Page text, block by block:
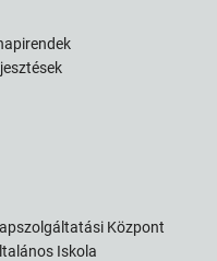
Központ
Iskola